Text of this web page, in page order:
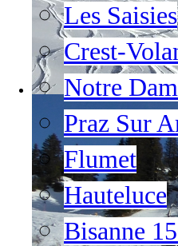
Les Saisies
Crest-
Notre
Praz Sur
Flumet
Hauteluce
Bisanne